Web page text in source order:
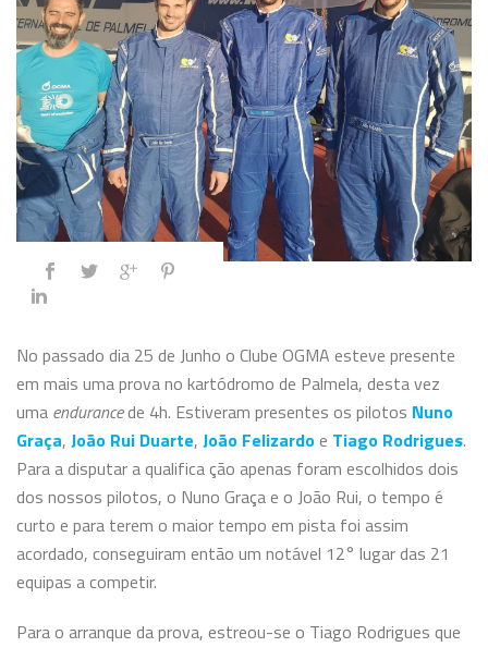
No passado dia 25 de Junho o Clube OGMA esteve presente
em mais uma prova no kartódromo de Palmela, desta vez
uma endurancede 4h. Estiveram presentes os pilotos Nuno
Graça, João Rui Duarte, João Felizardoe Tiago Rodrigues.
Para a disputar a qualificação apenas foram escolhidos dois
dos nossos pilotos, o Nuno Graça e o João Rui, o tempo é
curto e para terem o maior tempo em pista foi assim
acordado, conseguiram então um notável 12° lugar das 21
equipas a competir.
Para o arranque da prova, estreou-se o Tiago Rodrigues que